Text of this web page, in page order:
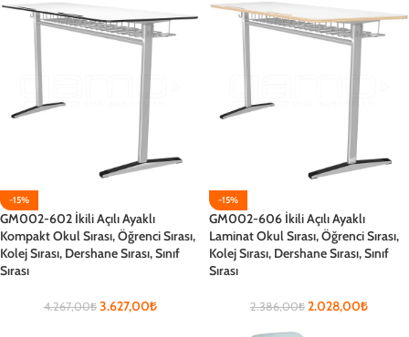
-15%
GM002-602 İkili Açılı Ayaklı
Kompakt Okul Sırası, Öğrenci Sırası,
Kolej Sırası, Dershane Sırası, Sınıf
Sırası
4.267,00₺ 3.627,00₺
-15%
GM002-606 İkili Açılı Ayaklı
Laminat Okul Sırası, Öğrenci Sırası,
Kolej Sırası, Dershane Sırası, Sınıf
Sırası
2.386,00₺ 2.028,00₺